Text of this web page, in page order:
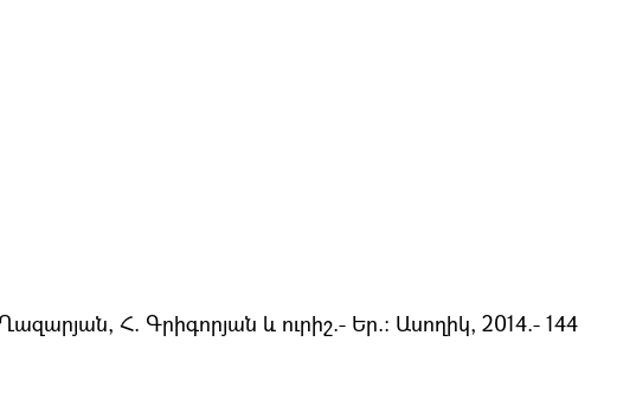
Հ. Գրիգորյան և ուրիշ.- Եր.։ Ասողիկ, 2014.- 144